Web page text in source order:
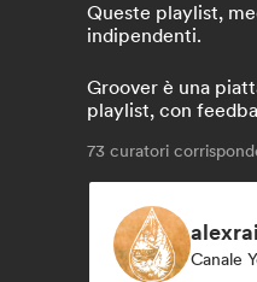
Queste playlist,
indipendenti.
Groover è una
playlist, con
73 curatori